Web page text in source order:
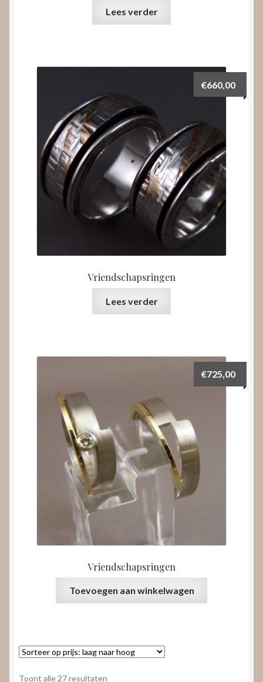
Lees verder
Vriendschapsringen
€660,00
Lees verder
Vriendschapsringen
€725,00
Toevoegen aan winkelwagen
Toont alle 27 resultaten